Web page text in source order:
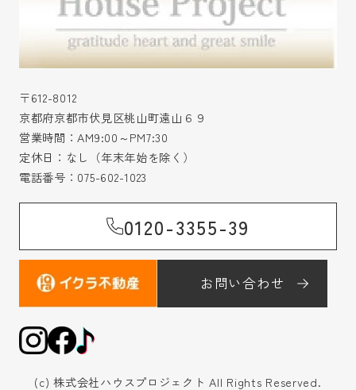
〒612-8012
京都府京都市伏見区桃山町遠山６９
営業時間：AM9:00～PM7:30
定休日：なし（年末年始を除く）
電話番号： 075-602-1023
0120-3355-39
お問い合わせ
(c) 株式会社ハウスプロジェクト All Rights Reserved.